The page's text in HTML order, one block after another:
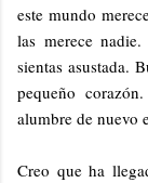
este mundo
las merece
sientas asustada.
pequeño
alumbre de nuevo
Creo que ha